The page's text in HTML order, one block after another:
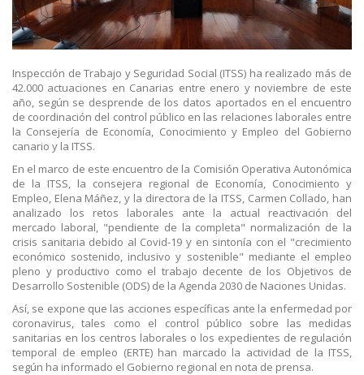
Inspección de Trabajo y Seguridad Social (ITSS) ha realizado más de
42.000 actuaciones en Canarias entre enero y noviembre de este
año, según se desprende de los datos aportados en el encuentro
de coordinación del control público en las relaciones laborales entre
la Consejería de Economía, Conocimiento y Empleo del Gobierno
canario y la ITSS.
En el marco de este encuentro de la Comisión Operativa Autonómica
de la ITSS, la consejera regional de Economía, Conocimiento y
Empleo, Elena Máñez, y la directora de la ITSS, Carmen Collado, han
analizado los retos laborales ante la actual reactivación del
mercado laboral, "pendiente de la completa" normalización de la
crisis sanitaria debido al Covid-19 y en sintonía con el "crecimiento
económico sostenido, inclusivo y sostenible" mediante el empleo
pleno y productivo como el trabajo decente de los Objetivos de
Desarrollo Sostenible (ODS) de la Agenda 2030 de Naciones Unidas.
Así, se expone que las acciones específicas ante la enfermedad por
coronavirus, tales como el control público sobre las medidas
sanitarias en los centros laborales o los expedientes de regulación
temporal de empleo (ERTE) han marcado la actividad de la ITSS,
según ha informado el Gobierno regional en nota de prensa.